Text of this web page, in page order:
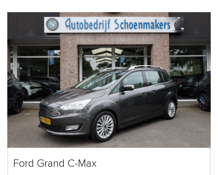
Ford Grand C-Max